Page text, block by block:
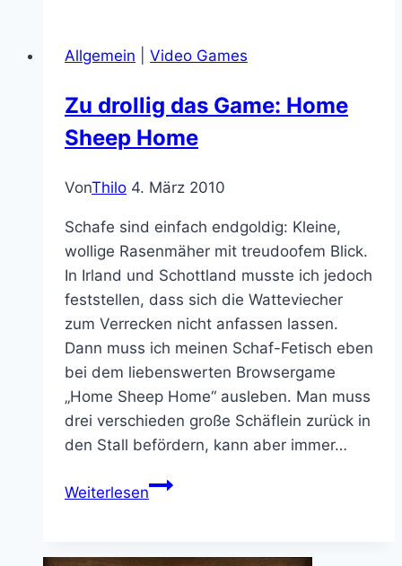
SyFy’s
Human
Allgemein Video Games
Zu drollig das Game: Home
Sheep Home
VonThilo 4. März 2010
Schafe sind einfach endgoldig: Kleine,
wollige Rasenmäher mit treudoofem Blick.
In Irland und Schottland musste ich jedoch
feststellen, dass sich die Watteviecher
zum Verrecken nicht anfassen lassen.
Dann muss ich meinen Schaf-Fetisch eben
bei dem liebenswerten Browsergame
„Home Sheep Home“ ausleben. Man muss
drei verschieden große Schäflein zurück in
den Stall befördern, kann aber immer…
WeiterlesenZu
Game: